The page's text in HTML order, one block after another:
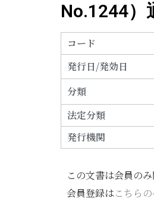
No.1244）
コード
発行日/発効日
分類
法定分類
発行機関
この文書は会員のみ
会員登録はこちら